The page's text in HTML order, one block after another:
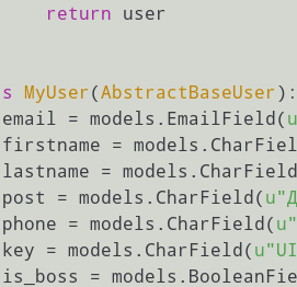
return user
MyUser(AbstractBaseUser):
    email = models.EmailField(
firstname =
lastname =
    post = models.CharField(
    phone = models.CharField(
    key = models.CharField(
is_boss =